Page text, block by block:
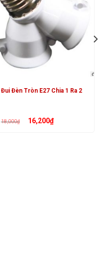
Đui Đèn Tròn E27 Chia 1 Ra 2
18,000₫ Giá
gốc
16,200₫Giá
hiện